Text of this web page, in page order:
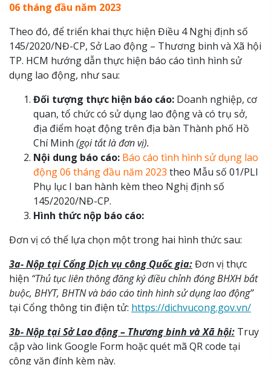
06 tháng đầu năm 2023
Theo đó, để triển khai thực hiện Điều 4 Nghị định số
145/2020/NĐ-CP, Sở Lao động – Thương binh và Xã hội
TP. HCM hướng dẫn thực hiện báo cáo tình hình sử
dụng lao động, như sau:
Đối tượng thực hiện báo cáo: Doanh nghiệp, cơ
quan, tổ chức có sử dụng lao động và có trụ sở,
địa điểm hoạt động trên địa bàn Thành phố Hồ
Chí Minh (gọi tắt là đơn vị).
Nội dung báo cáo: Báo cáo tình hình sử dụng lao
động 06 tháng đầu năm 2023 theo Mẫu số 01/PLI
Phụ lục I ban hành kèm theo Nghị định số
145/2020/NĐ-CP.
Hình thức nộp báo cáo:
Đơn vị có thể lựa chọn một trong hai hình thức sau:
3a- Nộp tại Cổng Dịch vụ công Quốc gia:Đơn vị thực
hiện “Thủ tục liên thông đăng ký điều chỉnh đóng BHXH bắt
buộc, BHYT, BHTN và báo cáo tình hình sử dụng lao động”
tại Cổng thông tin điện tử: https://dichvucong.gov.vn/
3b- Nộp tại Sở Lao động – Thương binh và Xã hội: Truy
cập vào link Google Form hoặc quét mã QR code tại
công văn đính kèm này.